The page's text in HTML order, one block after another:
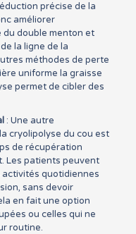
précise de la
améliorer
du double menton et
la ligne de la
méthodes de perte
uniforme la graisse
permet de cibler des
: Une autre
cryolipolyse du cou est
de récupération
Les patients peuvent
quotidiennes
sans devoir
en fait une option
ou celles qui ne
routine.